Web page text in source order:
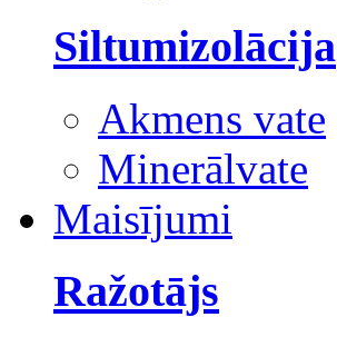
Siltumizolācija
Akmens vate
Minerālvate
Maisījumi
Ražotājs